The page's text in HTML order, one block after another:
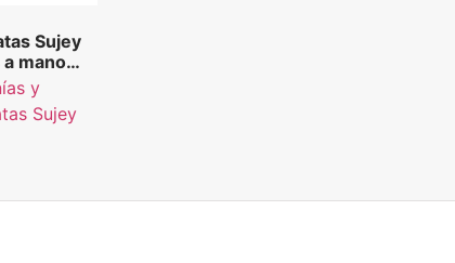
Sujey
mano
y
Sujey